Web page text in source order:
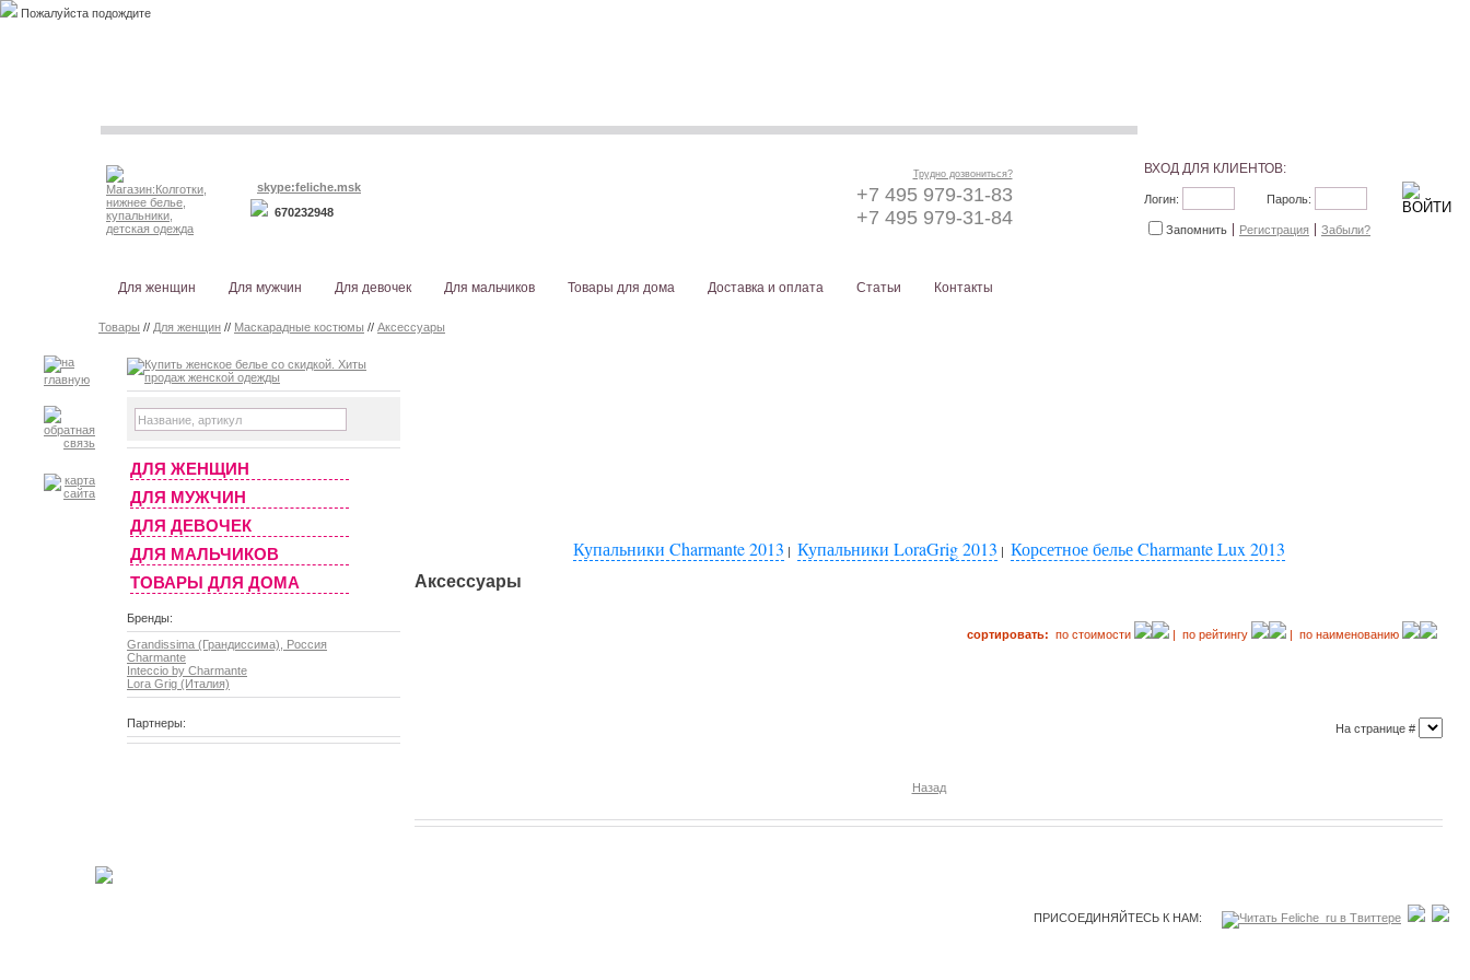
Пожалуйста подождите
skype:feliche.msk
670232948
Трудно дозвониться?
+7 495 979-31-83
+7 495 979-31-84
ВХОД ДЛЯ КЛИЕНТОВ:
Логин: Пароль:
Запомнить Регистрация Забыли?
Для женщин Для мужчин Для девочек Для мальчиков Товары для дома Доставка и оплата Статьи Контакты
Товары // Для женщин // Маскарадные костюмы // Аксессуары
ДЛЯ ЖЕНЩИН
ДЛЯ МУЖЧИН
ДЛЯ ДЕВОЧЕК
ДЛЯ МАЛЬЧИКОВ
ТОВАРЫ ДЛЯ ДОМА
Бренды:
Grandissima (Грандиссима), Россия
Charmante
Inteccio by Charmante
Lora Grig (Италия)
Партнеры:
Купальники Charmante 2013 | Купальники LoraGrig 2013 | Корсетное белье Charmante Lux 2013
Аксессуары
сортировать: по стоимости | по рейтингу | по наименованию
На странице #
Назад
ПРИСОЕДИНЯЙТЕСЬ К НАМ: